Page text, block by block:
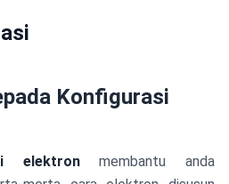
Konfigurasi
elektronmembantu anda